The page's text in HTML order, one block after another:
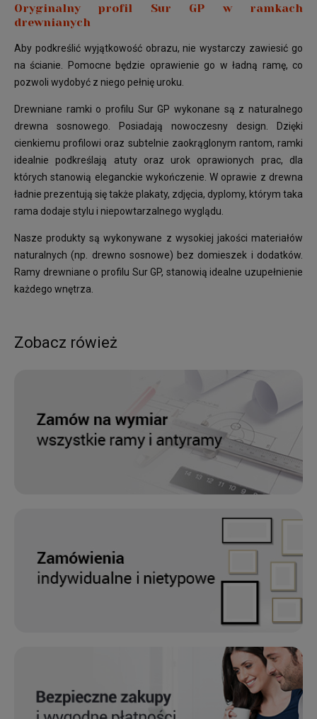
Oryginalny profil Sur GP w ramkach
drewnianych
Aby podkreślić wyjątkowość obrazu, nie wystarczy zawiesić go
na ścianie. Pomocne będzie oprawienie go w ładną ramę, co
pozwoli wydobyć z niego pełnię uroku.
Drewniane ramki o profilu Sur GP wykonane są z naturalnego
drewna sosnowego. Posiadają nowoczesny design. Dzięki
cienkiemu profilowi oraz subtelnie zaokrąglonym rantom, ramki
idealnie podkreślają atuty oraz urok oprawionych prac, dla
których stanowią eleganckie wykończenie. W oprawie z drewna
ładnie prezentują się także plakaty, zdjęcia, dyplomy, którym taka
rama dodaje stylu i niepowtarzalnego wyglądu.
Nasze produkty są wykonywane z wysokiej jakości materiałów
naturalnych (np. drewno sosnowe) bez domieszek i dodatków.
Ramy drewniane o profilu Sur GP, stanowią idealne uzupełnienie
każdego wnętrza.
Zobacz rówież